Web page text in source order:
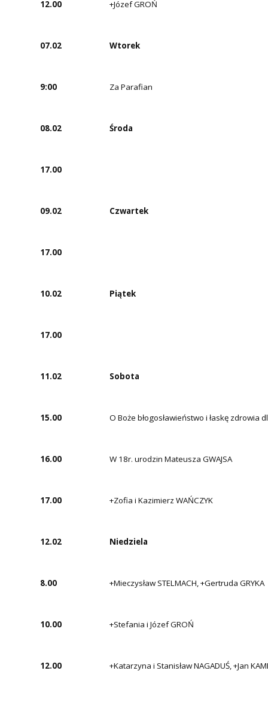
12.00 +Józef GROŃ
07.02 Wtorek
9:00 Za Parafian
08.02 Środa
17.00
09.02 Czwartek
17.00
10.02 Piątek
17.00
11.02 Sobota
15.00 O Boże błogosławieństwo i łaskę zdrowia
16.00 W 18r. urodzin Mateusza GWAJSA
17.00 +Zofia i Kazimierz WAŃCZYK
12.02 Niedziela
8.00 +Mieczysław STELMACH, +Gertruda GRYKA
10.00 +Stefania i Józef GROŃ
12.00 +Katarzyna i Stanisław NAGADUŚ, +Jan